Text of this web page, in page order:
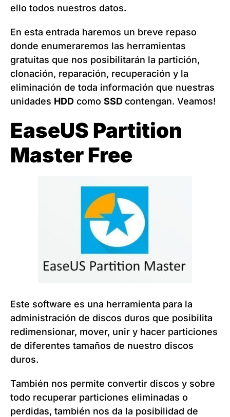
ello todos nuestros datos.
En esta entrada haremos un breve repaso
donde enumeraremos las herramientas
gratuitas que nos posibilitarán la partición,
clonación, reparación, recuperación y la
eliminación de toda información que nuestras
unidades HDD como SSDcontengan. Veamos!
EaseUS Partition
Master Free
Este software es una herramienta para la
administración de discos duros que posibilita
redimensionar, mover, unir y hacer particiones
de diferentes tamaños de nuestro discos
duros.
También nos permite convertir discos y sobre
todo recuperar particiones eliminadas o
perdidas, también nos da la posibilidad de